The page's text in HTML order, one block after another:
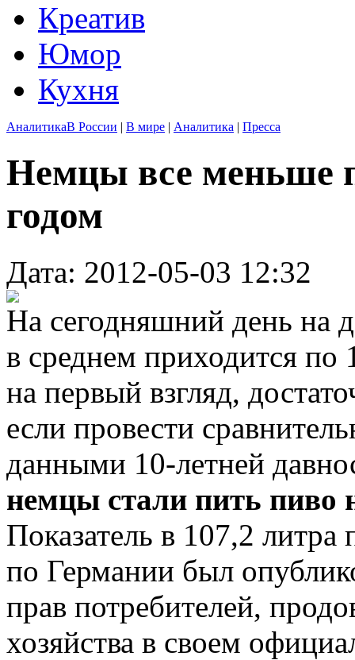
Креатив
Юмор
Кухня
АналитикаВ России | В мире | Аналитика | Пресса
Немцы все меньше
годом
Дата: 2012-05-03 12:32
На сегодняшний день на
в среднем приходится по
на первый взгляд,
если провести
данными 10-летней
немцы стали пить пиво
Показатель в 107,2
по Германии был
прав потребителей,
хозяйства в своем